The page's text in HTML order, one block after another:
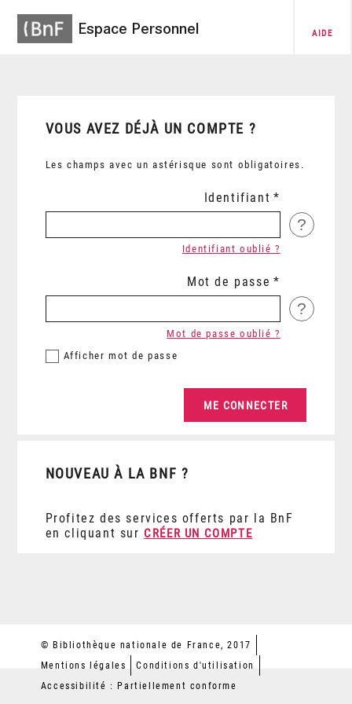
Espace Personnel AIDE
VOUS AVEZ DÉJÀ UN COMPTE ?
Les champs avec un astérisque sont obligatoires.
Identifiant
?
Identifiant oublié ?
Mot de passe
?
Afficher mot de passe
Mot de passe oublié ?
NOUVEAU À LA BNF ?
Profitez des services offerts par la BnF
en cliquant sur CRÉER UN COMPTE
© Bibliothèque nationale de France, 2017
Mentions légales
Conditions d'utilisation
Accessibilité : Partiellement conforme